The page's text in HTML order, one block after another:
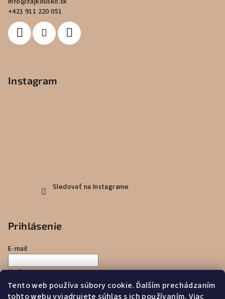
Tento web používa súbory cookie. Ďalším prechádzaním
tohto webu vyjadrujete súhlas s ich používaním. Viac
+421 911 220 051
Instagram
Sledovať na Instagrame
Prihlásenie
E-mail
Heslo